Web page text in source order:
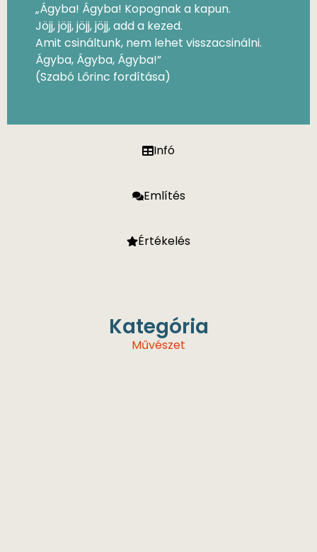
Infó
Említés
Értékelés
„Ágyba! Ágyba! Kopognak a kapun.
Jöjj, jöjj, jöjj, jöjj, add a kezed.
Amit csináltunk, nem lehet visszacsinálni.
Ágyba, Ágyba, Ágyba!”
(Szabó Lőrinc fordítása)
Kategória
Művészet